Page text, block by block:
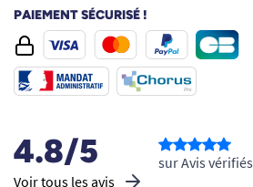
PAIEMENT SÉCURISÉ !
4.8/5
Voir tous les avis
sur Avis vérifiés